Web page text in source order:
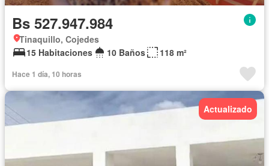
Bs 527.947.984
Tinaquillo, Cojedes
15 Habitaciones
10 Baños 118 m²
Hace 1 día, 10 horas
Actualizado